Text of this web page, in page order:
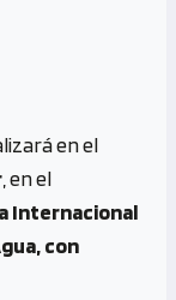
en el
, en el
Internacional
con